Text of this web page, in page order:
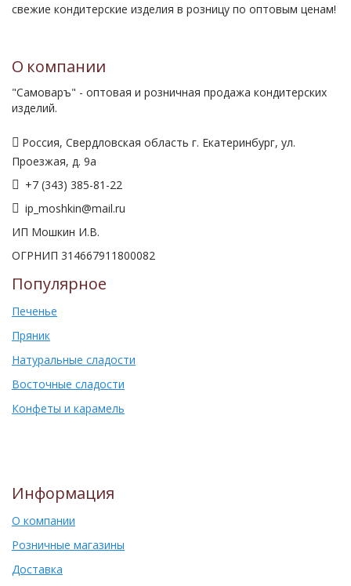
свежие кондитерские изделия в розницу по оптовым ценам!
О компании
"Самоваръ" - оптовая и розничная продажа кондитерских
изделий.
Россия, Свердловская область г. Екатеринбург, ул.
Проезжая, д. 9а
+7 (343) 385-81-22
ip_moshkin@mail.ru
ИП Мошкин И.В.
ОГРНИП 314667911800082
Популярное
Печенье
Пряник
Натуральные сладости
Восточные сладости
Конфеты и карамель
Информация
О компании
Розничные магазины
Доставка